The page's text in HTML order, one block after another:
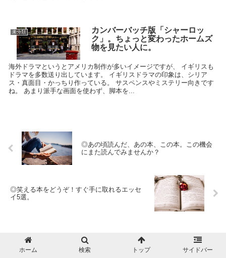
未分類
カンバーバッチ版「シャーロッ
ク」。ちょっと変わったホームズ
物を見たい人に。
海外ドラマというとアメリカ制作が多いイメージですが、 イギリスも
ドラマを多数送り出しています。 イギリスドラマの印象は、シリア
ス・真面目・かっちり作っている。 サスペンスやミステリー向きです
ね。 あまり派手な画面を使わず、脚本を...
◎あの頃読んだ、あの本、この本。この機会
にまた読んでみませんか？
◎笑える本をどうぞ！すぐ手に取れるエッセ
イ5選。
コメント
ホーム 検索 トップ サイドバー